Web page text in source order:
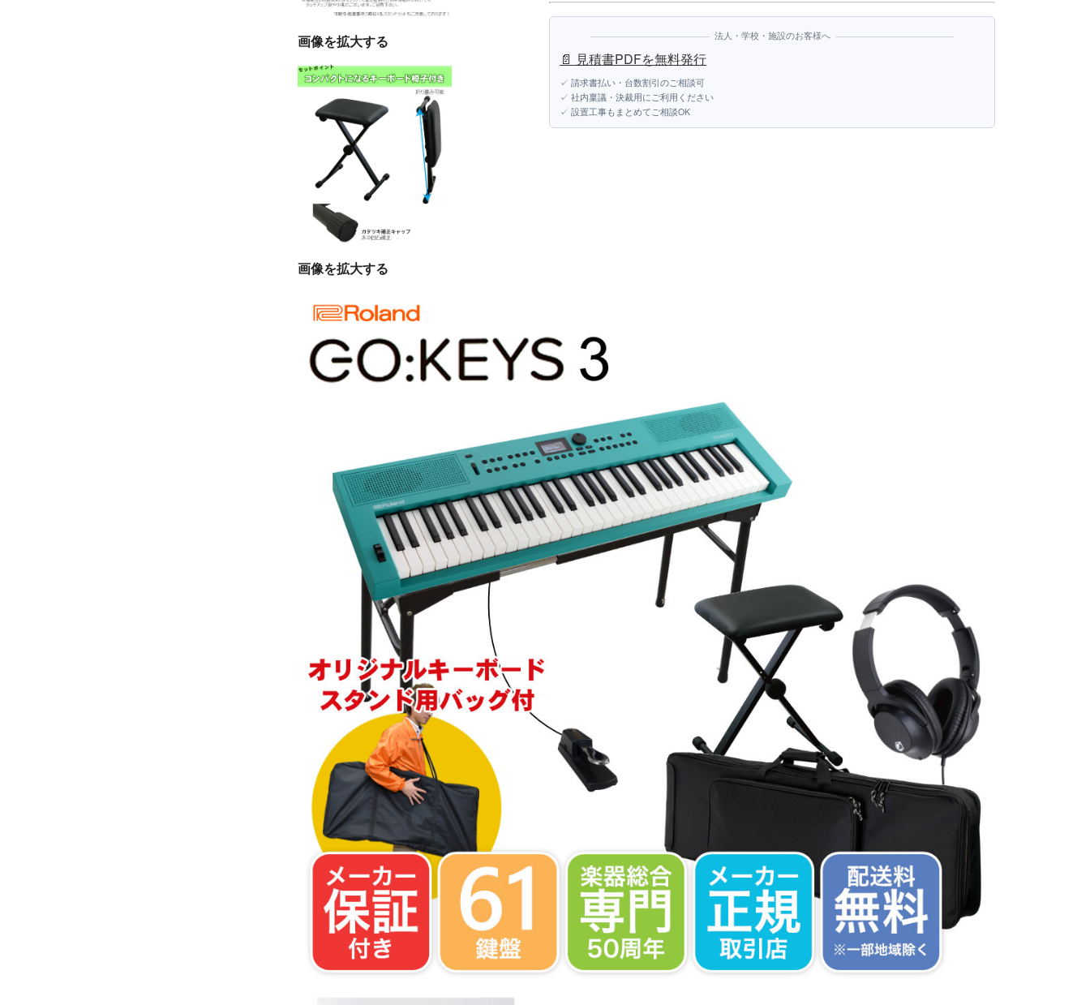
画像を拡大する
画像を拡大する
法人・学校・施設のお客様へ
📄 見積書PDFを無料発行
✓ 請求書払い・台数割引のご相談可
✓ 社内稟議・決裁用にご利用ください
✓ 設置工事もまとめてご相談OK